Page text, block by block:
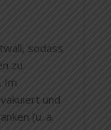
sodass
zu
Im
und
(u. a.